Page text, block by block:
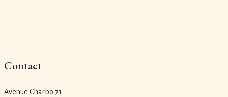
Contact
Avenue Charbo 71